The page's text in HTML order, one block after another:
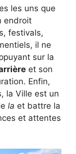
les uns que
endroit
festivals,
il ne
sur la
et son
Enfin,
la Ville est un
la et battre la
et attentes